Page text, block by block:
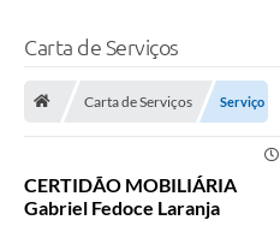
Carta de Serviços
Carta de Serviços Serviço
CERTIDÃO MOBILIÁRIA
Gabriel Fedoce Laranja